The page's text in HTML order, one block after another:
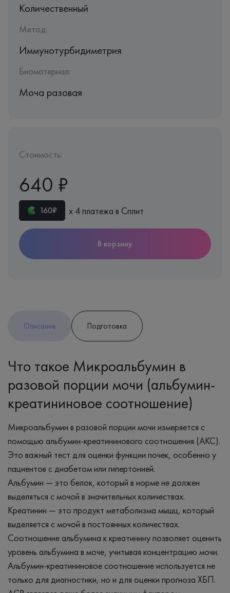
Количественный
Метод:
Иммунотурбидиметрия
Биоматериал:
Моча разовая
Стоимость:
640 ₽
160₽ х 4 платежа в Сплит
В корзину
Описание Подготовка
Что такое Микроальбумин в
разовой порции мочи (альбумин-
креатининовое соотношение)
Микроальбумин в разовой порции мочи измеряется с
помощью альбумин-креатининового соотношения (АКС).
Это важный тест для оценки функции почек, особенно у
пациентов с диабетом или гипертонией.
Альбумин — это белок, который в норме не должен
выделяться с мочой в значительных количествах.
Креатинин — это продукт метаболизма мышц, который
выделяется с мочой в постоянных количествах.
Соотношение альбумина к креатинину позволяет оценить
уровень альбумина в моче, учитывая концентрацию мочи.
Альбумин-креатининовое соотношение используется не
только для диагностики, но и для оценки прогноза ХБП.